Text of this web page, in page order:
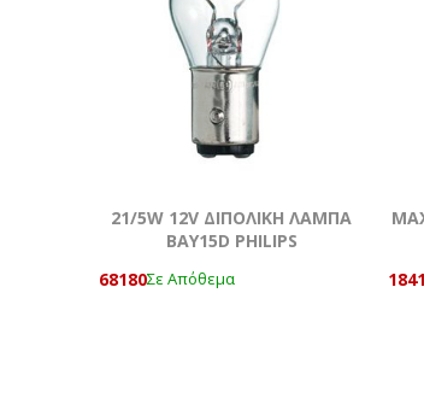
21/5W 12V ΔΙΠΟΛΙΚΗ ΛΑΜΠΑ
BAY15D PHILIPS
68180Σε Απόθεμα